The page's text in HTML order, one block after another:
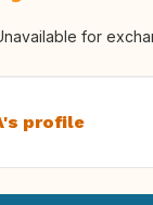
for
profile